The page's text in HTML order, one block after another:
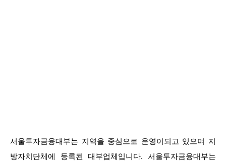
서울투자금융대부는 지역을 중심으로 운영이되고 있으며 지
방자치단체에 등록된 대부업체입니다. 서울투자금융대부는